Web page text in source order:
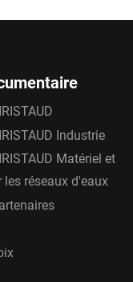
Industrie
Matériel et
réseaux d'eaux